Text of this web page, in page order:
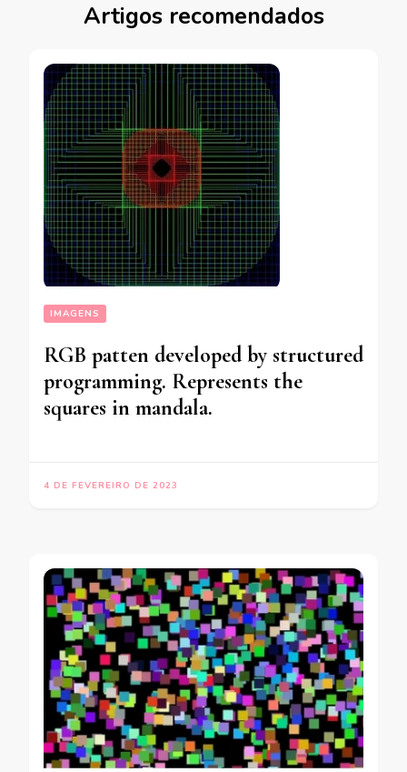
Artigos recomendados
IMAGENS
RGB patten developed by structured
programming. Represents the
squares in mandala.
4 DE FEVEREIRO DE 2023